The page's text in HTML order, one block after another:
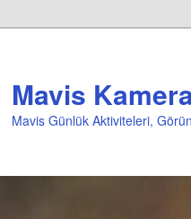
Mavis
Mavis Günlük Aktiviteleri,